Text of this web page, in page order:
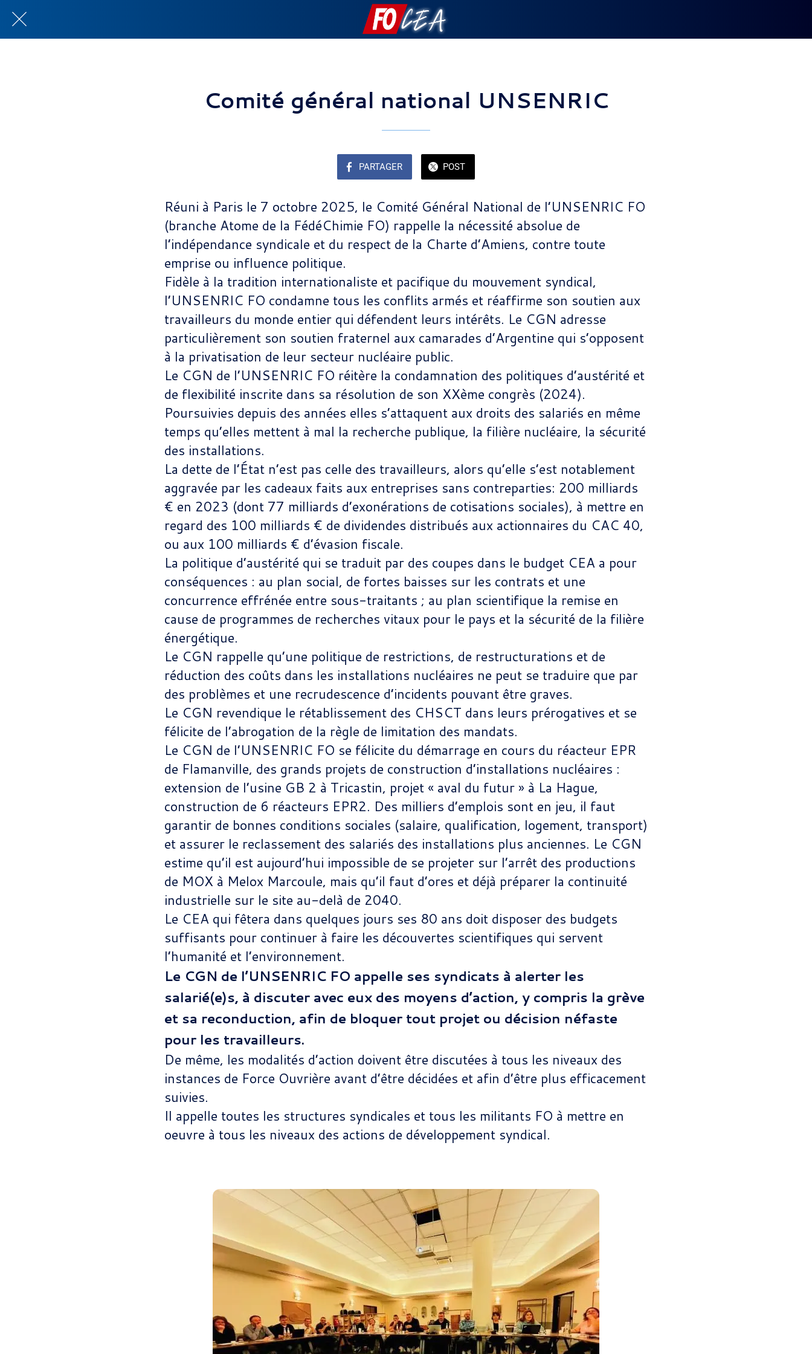
Comité général national UNSENRIC
PARTAGER POST
Réuni à Paris le 7 octobre 2025, le Comité Général National de l’UNSENRIC FO
(branche Atome de la FédéChimie FO) rappelle la nécessité absolue de
l’indépendance syndicale et du respect de la Charte d’Amiens, contre toute
emprise ou influence politique.
Fidèle à la tradition internationaliste et pacifique du mouvement syndical,
l’UNSENRIC FO condamne tous les conflits armés et réaffirme son soutien aux
travailleurs du monde entier qui défendent leurs intérêts. Le CGN adresse
particulièrement son soutien fraternel aux camarades d’Argentine qui s’opposent
à la privatisation de leur secteur nucléaire public.
Le CGN de l’UNSENRIC FO réitère la condamnation des politiques d’austérité et
de flexibilité inscrite dans sa résolution de son XXème congrès (2024).
Poursuivies depuis des années elles s’attaquent aux droits des salariés en même
temps qu’elles mettent à mal la recherche publique, la filière nucléaire, la sécurité
des installations.
La dette de l’État n’est pas celle des travailleurs, alors qu’elle s’est notablement
aggravée par les cadeaux faits aux entreprises sans contreparties: 200 milliards
€ en 2023 (dont 77 milliards d’exonérations de cotisations sociales), à mettre en
regard des 100 milliards € de dividendes distribués aux actionnaires du CAC 40,
ou aux 100 milliards € d’évasion fiscale.
La politique d’austérité qui se traduit par des coupes dans le budget CEA a pour
conséquences : au plan social, de fortes baisses sur les contrats et une
concurrence effrénée entre sous-traitants ; au plan scientifique la remise en
cause de programmes de recherches vitaux pour le pays et la sécurité de la filière
énergétique.
Le CGN rappelle qu’une politique de restrictions, de restructurations et de
réduction des coûts dans les installations nucléaires ne peut se traduire que par
des problèmes et une recrudescence d’incidents pouvant être graves.
Le CGN revendique le rétablissement des CHSCT dans leurs prérogatives et se
félicite de l’abrogation de la règle de limitation des mandats.
Le CGN de l’UNSENRIC FO se félicite du démarrage en cours du réacteur EPR
de Flamanville, des grands projets de construction d’installations nucléaires :
extension de l’usine GB 2 à Tricastin, projet « aval du futur » à La Hague,
construction de 6 réacteurs EPR2. Des milliers d’emplois sont en jeu, il faut
garantir de bonnes conditions sociales (salaire, qualification, logement, transport)
et assurer le reclassement des salariés des installations plus anciennes. Le CGN
estime qu’il est aujourd’hui impossible de se projeter sur l’arrêt des productions
de MOX à Melox Marcoule, mais qu’il faut d’ores et déjà préparer la continuité
industrielle sur le site au-delà de 2040.
Le CEA qui fêtera dans quelques jours ses 80 ans doit disposer des budgets
suffisants pour continuer à faire les découvertes scientifiques qui servent
l’humanité et l’environnement.
Le CGN de l’UNSENRIC FO appelle ses syndicats à alerter les
salarié(e)s, à discuter avec eux des moyens d’action, y compris la grève
et sa reconduction, afin de bloquer tout projet ou décision néfaste
pour les travailleurs.
De même, les modalités d’action doivent être discutées à tous les niveaux des
instances de Force Ouvrière avant d’être décidées et afin d’être plus efficacement
suivies.
Il appelle toutes les structures syndicales et tous les militants FO à mettre en
oeuvre à tous les niveaux des actions de développement syndical.